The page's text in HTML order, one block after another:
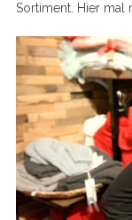
Sortiment. Hier mal